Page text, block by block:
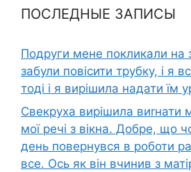
ПОСЛЕДНЫЕ ЗАПИСЫ
Подруги мене покликали на
забули повісити трубку, і я
тоді і я вирішила надати їм
Свекруха вирішила виrнати
мої речі з вікна. Добре, що
день повернувся в роботи
все. Ось як він вчинив з